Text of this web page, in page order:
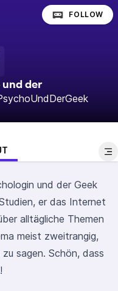
und der
FOLLOW
und der Geek
er das Internet
alltägliche Themen
meist zweitrangig,
sagen. Schön, dass